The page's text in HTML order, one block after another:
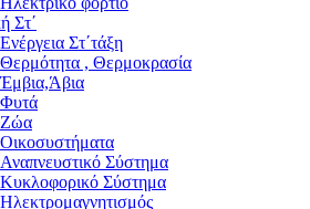
Στ΄
Ενέργεια Στ΄τάξη
Θερμότητα , Θερμοκρασία
Έμβια,Άβια
Φυτά
Ζώα
Οικοσυστήματα
Αναπνευστικό Σύστημα
Κυκλοφορικό Σύστημα
Ηλεκτρομαγνητισμός